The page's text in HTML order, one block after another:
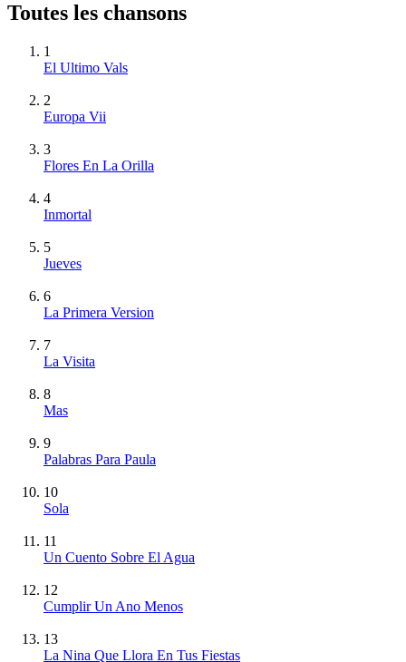
Toutes les chansons
1
El Ultimo Vals
2
Europa Vii
3
Flores En La Orilla
4
Inmortal
5
Jueves
6
La Primera Version
7
La Visita
8
Mas
9
Palabras Para Paula
10
Sola
11
Un Cuento Sobre El Agua
12
Cumplir Un Ano Menos
13
La Nina Que Llora En Tus Fiestas